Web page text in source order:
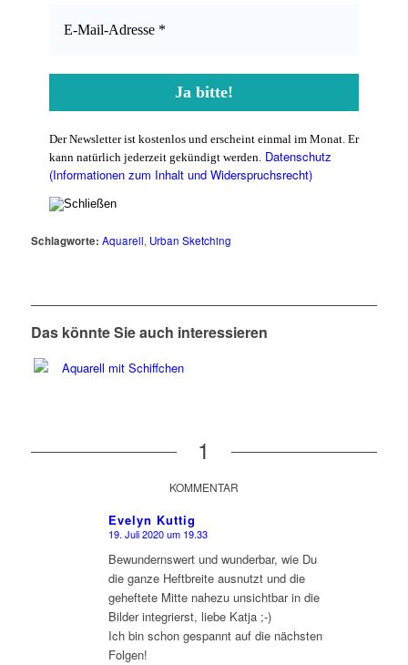
Der Newsletter ist kostenlos und erscheint einmal im Monat. Er
kann natürlich jederzeit gekündigt werden. Datenschutz
(Informationen zum Inhalt und Widerspruchsrecht)
Schlagworte: Aquarell, Urban Sketching
Das könnte Sie auch interessieren
1
KOMMENTAR
Evelyn Kuttig
sagte:
19. Juli 2020 um 19.33
Bewundernswert und wunderbar, wie Du
die ganze Heftbreite ausnutzt und die
geheftete Mitte nahezu unsichtbar in die
Bilder integrierst, liebe Katja ;-)
Ich bin schon gespannt auf die nächsten
Folgen!